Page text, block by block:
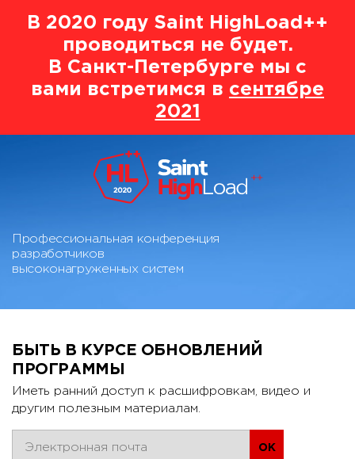
В 2020 году Saint HighLoad++
проводиться не будет.
В Санкт-Петербурге мы с
вами встретимся в сентябре
2021
Профессиональная конференция
разработчиков
высоконагруженных систем
БЫТЬ В КУРСЕ ОБНОВЛЕНИЙ
ПРОГРАММЫ
Иметь ранний доступ к расшифровкам, видео и
другим полезным материалам.